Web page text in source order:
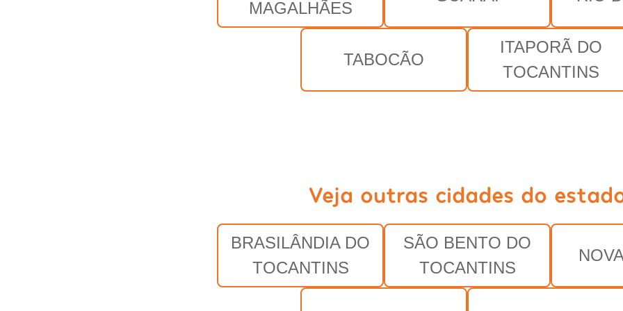
MAGALHÃES
TABOCÃO
ITAPORÃ DO
TOCANTINS
Veja outras cidades do
BRASILÂNDIA DO
TOCANTINS
SÃO BENTO DO
TOCANTINS